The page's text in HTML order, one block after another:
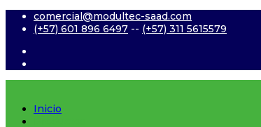
comercial@modultec-saad.com
(+57) 601 896 6497 -- (+57) 311 5615579
Inicio